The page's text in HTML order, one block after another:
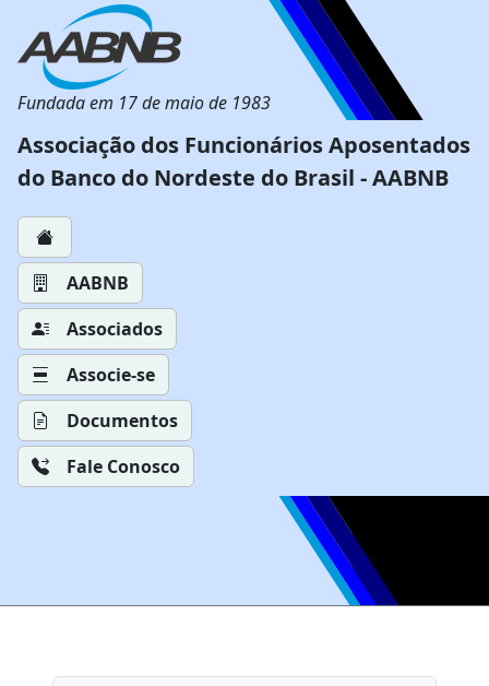
Fundada em 17 de maio de 1983
Associação dos Funcionários Aposentados
do Banco do Nordeste do Brasil - AABNB
AABNB
Associados
Associe-se
Documentos
Fale Conosco